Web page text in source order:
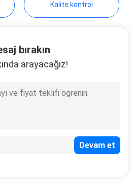
Kalite kontrol
bırakın
arayacağız!